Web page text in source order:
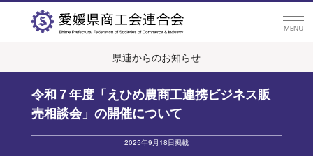
県連からのお知らせ
令和７年度「えひめ農商工連携ビジネス販
売相談会」の開催について
2025年9月18日掲載